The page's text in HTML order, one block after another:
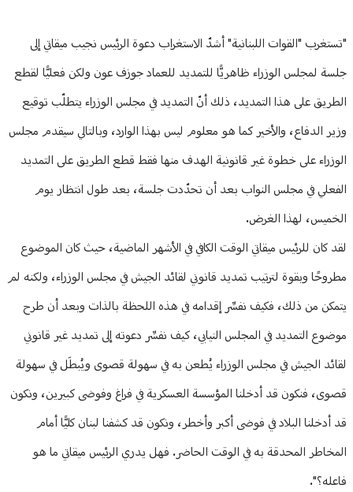
"تستغرب "القوات اللبنانية" أشدّ الاستغراب دعوة الرئيس نجيب ميقاتي إلى
جلسة لمجلس الوزراء ظاهريًّا للتمديد للعماد جوزف عون ولكن فعليًّا لقطع
الطريق على هذا التمديد، ذلك أنّ التمديد في مجلس الوزراء يتطلّب توقيع
وزير الدفاع، والأخير كما هو معلوم ليس بهذا الوارد، وبالتالي سيقدم مجلس
الوزراء على خطوة غير قانونية الهدف منها فقط قطع الطريق على التمديد
الفعلي في مجلس النواب بعد أن تحدّدت جلسة، بعد طول انتظار يوم
الخميس، لهذا الغرض.
لقد كان للرئيس ميقاتي الوقت الكافي في الأشهر الماضية، حيث كان الموضوع
مطروحًا وبقوة لترتيب تمديد قانوني لقائد الجيش في مجلس الوزراء، ولكنه لم
يتمكن من ذلك، فكيف نفسِّر إقدامه في هذه اللحظة بالذات وبعد أن طرح
موضوع التمديد في المجلس النيابي، كيف نفسِّر دعوته إلى تمديد غير قانوني
لقائد الجيش في مجلس الوزراء يُطعن به في سهولة قصوى ويُبطَل في سهولة
قصوى، فنكون قد أدخلنا المؤسسة العسكرية في فراغ وفوضى كبيرين، ونكون
قد أدخلنا البلاد في فوضى أكبر وأخطر، ونكون قد كشفنا لبنان كليًّا أمام
المخاطر المحدقة به في الوقت الحاضر. فهل يدري الرئيس ميقاتي ما هو
فاعله؟".